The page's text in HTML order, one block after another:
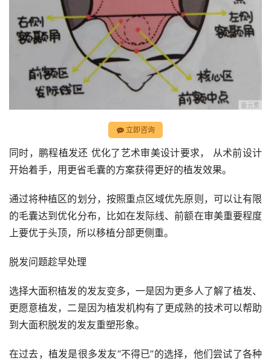
立即咨询
同时，鹏程植发还 优化了艺术审美设计要求， 从术前设计
开始着手，用更省毛囊的方案获得更好的植发效果。
通过将种植区的划分，按照重点区域优先原则，可以让有限
的毛囊达到优化分布，比如在发际线、前额在审美重要程度
上要优于头顶，所以移植分部更侧重。
脱发问题趁早处理
选择大面积植发的发友变多，一是因为更多人了解了植发、
更愿意植发，二是因为植发机构有了更成熟的技术可以帮助
到大面积脱发的发友重塑形象。
在过去，植发是很多发友“不得已”的选择，他们尝试了各种